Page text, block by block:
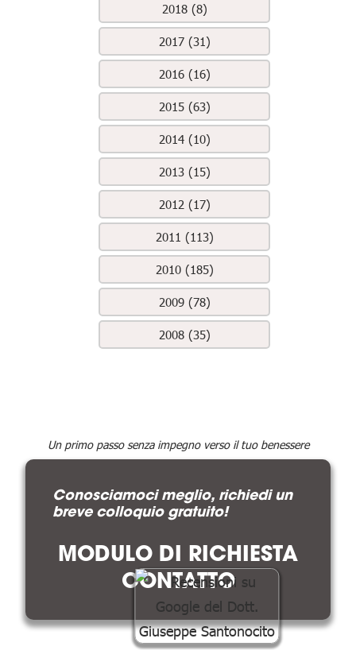
2018 (8)
2017 (31)
2016 (16)
2015 (63)
2014 (10)
2013 (15)
2012 (17)
2011 (113)
2010 (185)
2009 (78)
2008 (35)
Un primo passo senza impegno verso il tuo benessere
Conosciamoci meglio, richiedi un
breve colloquio gratuito!
MODULO DI RICHIESTA
CONTATTO